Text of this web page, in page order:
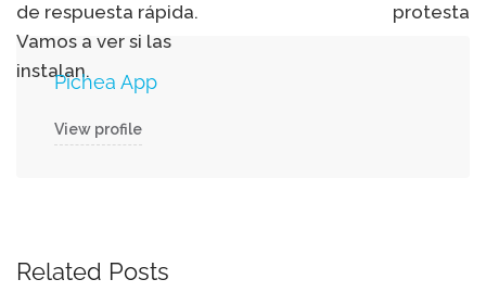
de respuesta rápida.
Vamos a ver si las
instalan.
protesta
Pichea App
View profile
Related Posts